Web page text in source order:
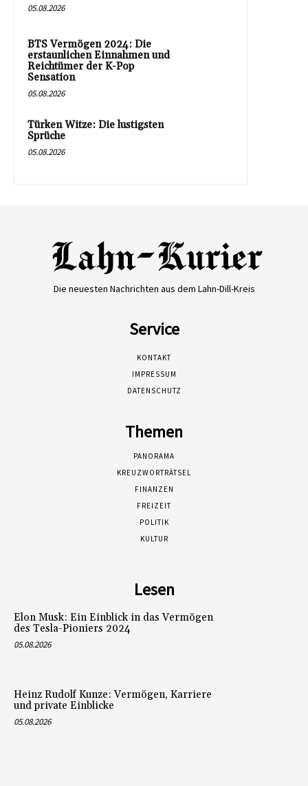
05.08.2026
BTS Vermögen 2024: Die
erstaunlichen Einnahmen und
Reichtümer der K-Pop
Sensation
05.08.2026
Türken Witze: Die lustigsten
Sprüche
05.08.2026
Die neuesten Nachrichten aus dem Lahn-Dill-Kreis
Service
KONTAKT
IMPRESSUM
DATENSCHUTZ
Themen
PANORAMA
KREUZWORTRÄTSEL
FINANZEN
FREIZEIT
POLITIK
KULTUR
Lesen
Elon Musk: Ein Einblick in das Vermögen
des Tesla-Pioniers 2024
05.08.2026
Heinz Rudolf Kunze: Vermögen, Karriere
und private Einblicke
05.08.2026